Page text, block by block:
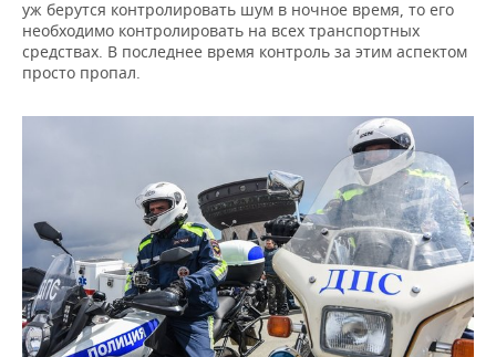
уж берутся контролировать шум в ночное время, то его
необходимо контролировать на всех транспортных
средствах. В последнее время контроль за этим аспектом
просто пропал.